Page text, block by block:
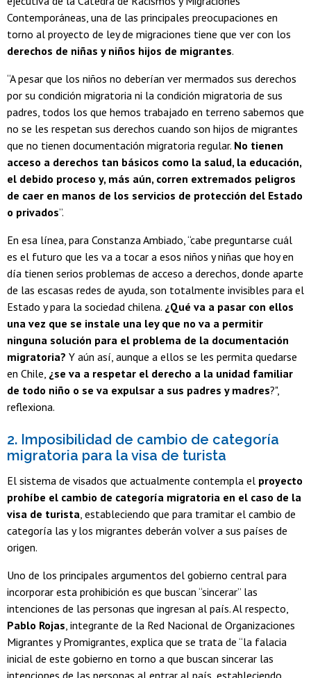
Contemporáneas, una de las principales preocupaciones en
torno al proyecto de ley de migraciones tiene que ver con los
derechos de niñas y niños hijos de migrantes.
“A pesar que los niños no deberían ver mermados sus derechos
por su condición migratoria ni la condición migratoria de sus
padres, todos los que hemos trabajado en terreno sabemos que
no se les respetan sus derechos cuando son hijos de migrantes
que no tienen documentación migratoria regular. No tienen
acceso a derechos tan básicos como la salud, la educación,
el debido proceso y, más aún, corren extremados peligros
de caer en manos de los servicios de protección del Estado
o privados”.
En esa línea, para Constanza Ambiado, “cabe preguntarse cuál
es el futuro que les va a tocar a esos niños y niñas que hoy en
día tienen serios problemas de acceso a derechos, donde aparte
de las escasas redes de ayuda, son totalmente invisibles para el
Estado y para la sociedad chilena. ¿Qué va a pasar con ellos
una vez que se instale una ley que no va a permitir
ninguna solución para el problema de la documentación
migratoria? Y aún así, aunque a ellos se les permita quedarse
en Chile, ¿se va a respetar el derecho a la unidad familiar
de todo niño o se va expulsar a sus padres y madres?",
reflexiona.
2. Imposibilidad de cambio de categoría
migratoria para la visa de turista
El sistema de visados que actualmente contempla el proyecto
prohíbe el cambio de categoría migratoria en el caso de la
visa de turista , estableciendo que para tramitar el cambio de
categoría las y los migrantes deberán volver a sus países de
origen.
Uno de los principales argumentos del gobierno central para
incorporar esta prohibición es que buscan “sincerar” las
intenciones de las personas que ingresan al país. Al respecto,
Pablo Rojas , integrante de la Red Nacional de Organizaciones
Migrantes y Promigrantes, explica que se trata de “la falacia
inicial de este gobierno en torno a que buscan sincerar las
intenciones de las personas al entrar al país, estableciendo